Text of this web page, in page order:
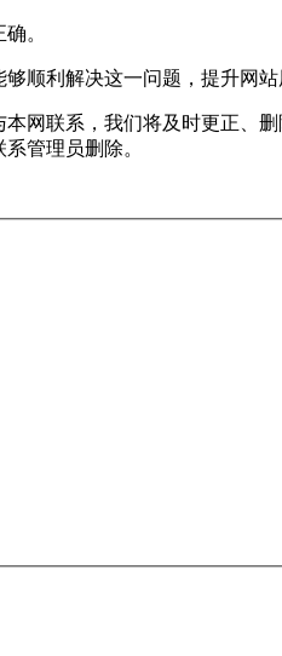
。
顺利解决这一问题，提升网
网联系，我们将及时更正、
管理员删除。